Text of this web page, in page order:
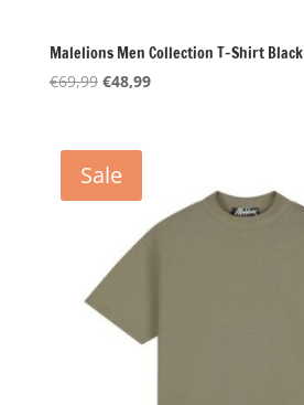
Malelions Men Collection T-Shirt Black
€69,99 Oorspronkelijke
€69,99.
€48,99Huidige
Sale